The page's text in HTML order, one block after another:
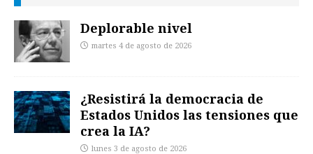
Deplorable nivel
martes 4 de agosto de 2026
¿Resistirá la democracia de
Estados Unidos las tensiones que
crea la IA?
lunes 3 de agosto de 2026